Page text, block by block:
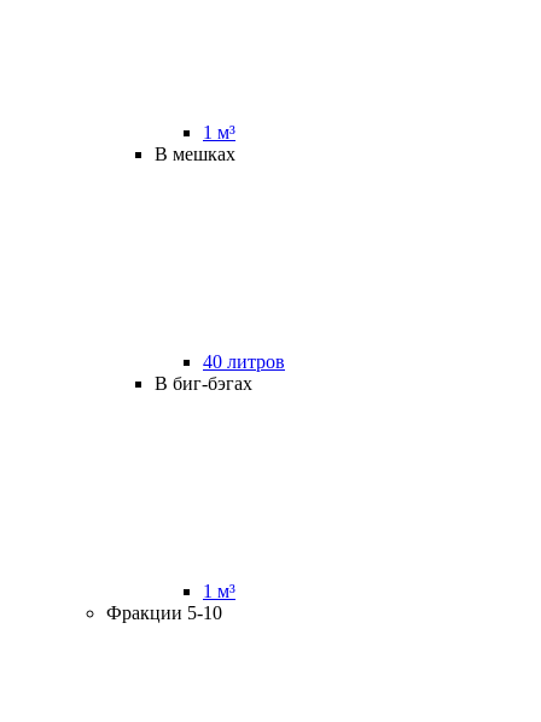
1 м³
В мешках
40 литров
В биг-бэгах
1 м³
Фракции 5-10